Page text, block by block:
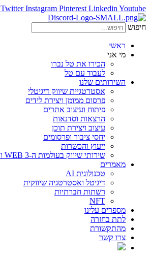
Twitter Instagram Pinterest Linkedin Youtube
חיפוש
ראשי
מי אני
הכירו את טל נברו
לעבוד עם טל
השירותים שלנו
אסטרטגיית שיווק דיגיטלי
פרסום ממומן ויצירת לידים
פיתוח ועיצוב אתרים
הרצאות וסדנאות
עיצוב ויצירת תוכן
יחסי ציבור ופרסומים
ייעוץ והכשרות
שירותי שיווק בעולמות ה-WEB 3 וה-NFT
מאמרים
טכנולוגית AI
דיגיטל ואסטרטגיה שיווקית
רשתות חברתיות
NFT
מספרים עלינו
לתת בחזרה
מהתקשורת
צרו קשר